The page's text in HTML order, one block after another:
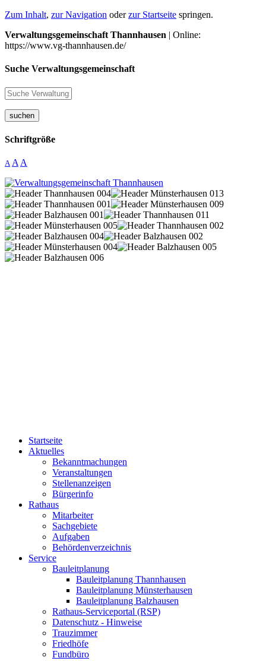
Zum Inhalt, zur Navigation oderzur Startseite springen.
Verwaltungsgemeinschaft Thannhausen | Online:
https://www.vg-thannhausen.de/
Suche Verwaltungsgemeinschaft
suchen
Schriftgröße
A A A
Startseite
Aktuelles
Bekanntmachungen
Veranstaltungen
Stellenanzeigen
Bürgerinfo
Rathaus
Mitarbeiter
Sachgebiete
Aufgaben
Behördenverzeichnis
Service
Bauleitplanung
Bauleitplanung Thannhausen
Bauleitplanung Münsterhausen
Bauleitplanung Balzhausen
Rathaus-Serviceportal (RSP)
Datenschutz - Hinweise
Trauzimmer
Friedhöfe
Fundbüro